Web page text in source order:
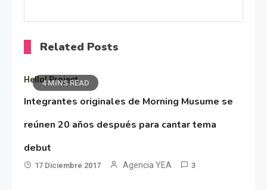
Related Posts
4 MINS READ
Hello! Project
Integrantes originales de Morning Musume se
reúnen 20 años después para cantar tema
debut
17 Diciembre 2017 Agencia YEA 3